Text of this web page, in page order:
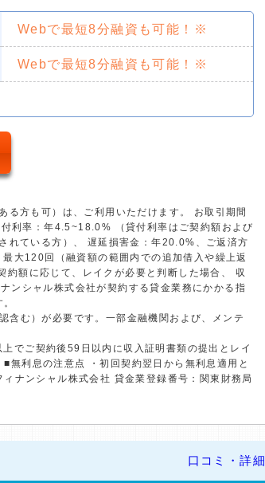
Webで最短8分融資も可能！※
Webで最短8分融資も可能！※
方も可）は、ご利用いただけます。 お取引期間
利率：年4.5~18.0% （貸付利率はご契約額および
れている方）、 遅延損害金：年20.0%、ご返済方
大120回（融資額の範囲内での追加借入や繰上返
額に応じて、レイクが必要と判断した場合、 収
ンシャル株式会社が契約する貸金業務にかかる指
含む）が必要です。一部金融機関および、メンテ
でご契約後59日以内に収入証明書類の提出とレイ
利息の注意点 ・初回契約翌日から無利息適用と
ナンシャル株式会社 貸金業登録番号：関東財務局
口コミ・詳細